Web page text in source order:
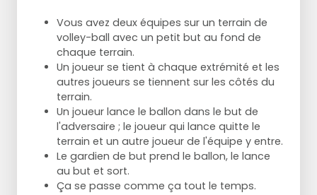
Vous avez deux équipes sur un terrain de
volley-ball avec un petit but au fond de
chaque terrain.
Un joueur se tient à chaque extrémité et les
autres joueurs se tiennent sur les côtés du
terrain.
Un joueur lance le ballon dans le but de
l'adversaire ; le joueur qui lance quitte le
terrain et un autre joueur de l'équipe y entre.
Le gardien de but prend le ballon, le lance
au but et sort.
Ça se passe comme ça tout le temps.